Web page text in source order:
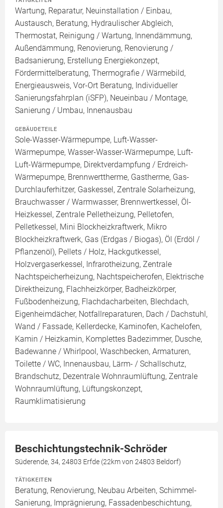
Wartung, Reparatur, Neuinstallation / Einbau,
Austausch, Beratung, Hydraulischer Abgleich,
Thermostat, Reinigung / Wartung, Innendämmung,
Außendämmung, Renovierung, Renovierung /
Badsanierung, Erstellung Energiekonzept,
Fördermittelberatung, Thermografie / Wärmebild,
Energieausweis, Vor-Ort Beratung, Individueller
Sanierungsfahrplan (iSFP), Neueinbau / Montage,
Sanierung / Umbau, Innenausbau
GEBÄUDETEILE
Sole-Wasser-Wärmepumpe, Luft-Wasser-
Wärmepumpe, Wasser-Wasser-Wärmepumpe, Luft-
Luft-Wärmepumpe, Direktverdampfung / Erdreich-
Wärmepumpe, Brennwerttherme, Gastherme, Gas-
Durchlauferhitzer, Gaskessel, Zentrale Solarheizung,
Brauchwasser / Warmwasser, Brennwertkessel, Öl-
Heizkessel, Zentrale Pelletheizung, Pelletofen,
Pelletkessel, Mini Blockheizkraftwerk, Mikro
Blockheizkraftwerk, Gas (Erdgas / Biogas), Öl (Erdöl /
Pflanzenöl), Pellets / Holz, Hackgutkessel,
Holzvergaserkessel, Infrarotheizung, Zentrale
Nachtspeicherheizung, Nachtspeicherofen, Elektrische
Direktheizung, Flachheizkörper, Badheizkörper,
Fußbodenheizung, Flachdacharbeiten, Blechdach,
Eigenheimdächer, Notfallreparaturen, Dach / Dachstuhl,
Wand / Fassade, Kellerdecke, Kaminofen, Kachelofen,
Kamin / Heizkamin, Komplettes Badezimmer, Dusche,
Badewanne / Whirlpool, Waschbecken, Armaturen,
Toilette / WC, Innenausbau, Lärm- / Schallschutz,
Brandschutz, Dezentrale Wohnraumlüftung, Zentrale
Wohnraumlüftung, Lüftungskonzept,
Raumklimatisierung
Beschichtungstechnik-Schröder
Süderende, 34, 24803 Erfde (22km von 24803 Beldorf)
TÄTIGKEITEN
Beratung, Renovierung, Neubau Arbeiten, Schimmel-
Sanierung, Imprägnierung, Fassadenbeschichtung,